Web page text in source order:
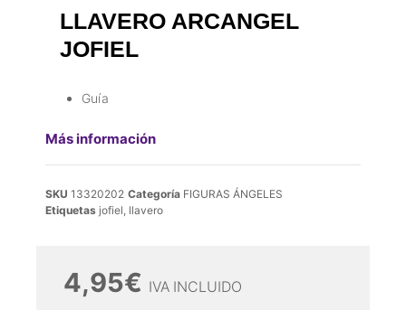
LLAVERO ARCANGEL
JOFIEL
Guía
Más información
SKU 13320202 Categoría FIGURAS ÁNGELES
Etiquetas jofiel, llavero
4,95€ IVA INCLUIDO